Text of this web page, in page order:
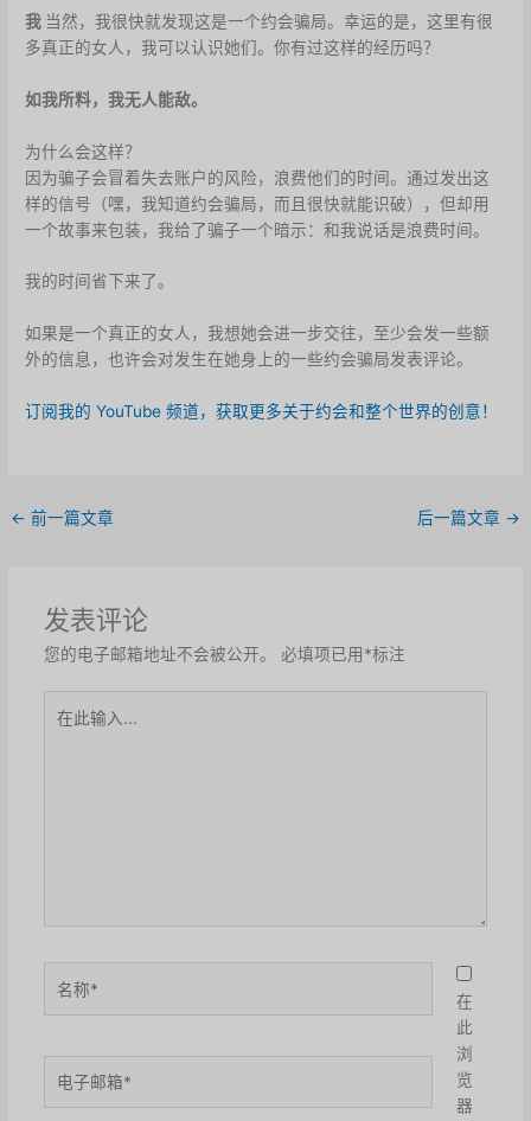
我 当然，我很快就发现这是一个约会骗局。幸运的是，这里有很
多真正的女人，我可以认识她们。你有过这样的经历吗？
如我所料，我无人能敌。
为什么会这样？
因为骗子会冒着失去账户的风险，浪费他们的时间。通过发出这
样的信号（嘿，我知道约会骗局，而且很快就能识破），但却用
一个故事来包装，我给了骗子一个暗示：和我说话是浪费时间。
我的时间省下来了。
如果是一个真正的女人，我想她会进一步交往，至少会发一些额
外的信息，也许会对发生在她身上的一些约会骗局发表评论。
订阅我的 YouTube 频道，获取更多关于约会和整个世界的创意！
← 前一篇文章 后一篇文章 →
发表评论
您的电子邮箱地址不会被公开。 必填项已用 *标注
在
此
浏
览
器